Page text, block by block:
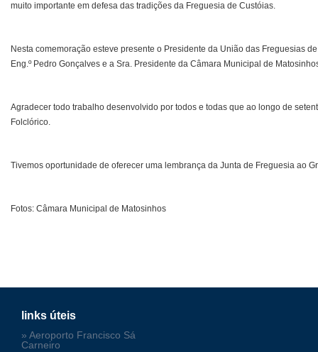
muito importante em defesa das tradições da Freguesia de Custóias.
Nesta comemoração esteve presente o Presidente da União das Freguesias
Eng.º Pedro Gonçalves e a Sra. Presidente da Câmara Municipal de
Agradecer todo trabalho desenvolvido por todos e todas que ao longo de
Folclórico.
Tivemos oportunidade de oferecer uma lembrança da Junta de Freguesia ao
Fotos: Câmara Municipal de Matosinhos
links úteis
» Aeroporto Francisco Sá
Carneiro